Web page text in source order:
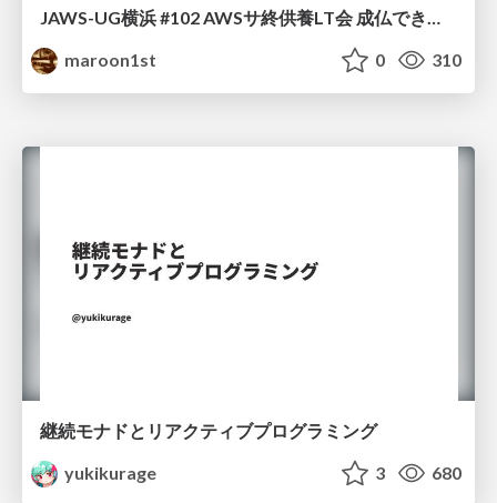
JAWS-UG横浜 #102 AWSサ終供養LT会 成仏できない AWS サービスたち 〜本日、三体供養します〜
maroon1st
0 310
継続モナドとリアクティブプログラミング
yukikurage
3 680